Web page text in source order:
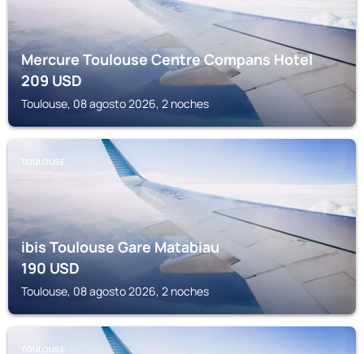
Mercure Toulouse Centre Compans Hotel
209USD
Toulouse, 08 agosto 2026, 2 noches
TOULOUSE
ibis Toulouse Gare Matabiau
190USD
Toulouse, 08 agosto 2026, 2 noches
TOULOUSE